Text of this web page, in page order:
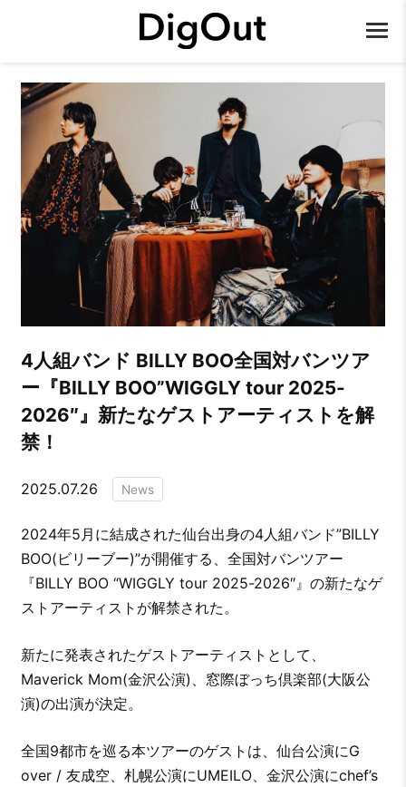
4人組バンド BILLY BOO全国対バンツア
ー『BILLY BOO”WIGGLY tour 2025-
2026″』新たなゲストアーティストを解
禁！
2025.07.26 News
2024年5月に結成された仙台出身の4人組バンド”BILLY
BOO(ビリーブー)”が開催する、全国対バンツアー
『BILLY BOO “WIGGLY tour 2025-2026″』の新たなゲ
ストアーティストが解禁された。
新たに発表されたゲストアーティストとして、
Maverick Mom(金沢公演)、窓際ぼっち倶楽部(大阪公
演)の出演が決定。
全国9都市を巡る本ツアーのゲストは、仙台公演にG
over / 友成空、札幌公演にUMEILO、金沢公演にchef’s